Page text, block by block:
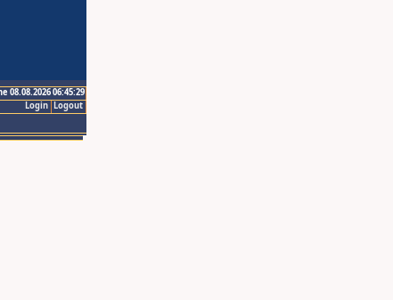
08.08.2026 06:45:29
Logout
Login